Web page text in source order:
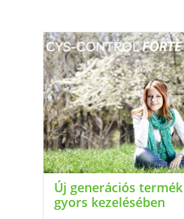
Új generációs
gyors kezelésében